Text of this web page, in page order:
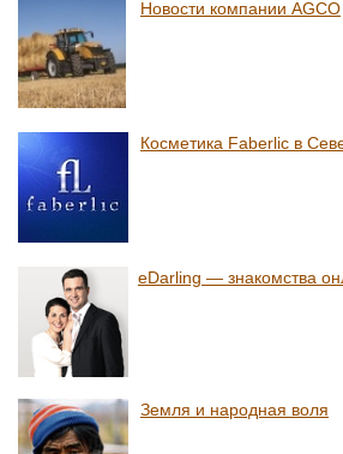
Новости компании AGCO
Косметика Faberlic в
eDarling — знакомства
Земля и народная воля